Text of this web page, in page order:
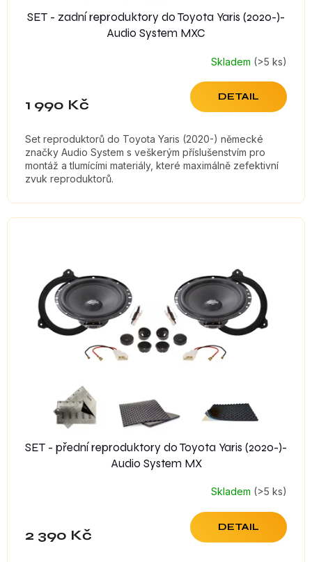
SET - zadní reproduktory do Toyota Yaris (2020-)-
Audio System MXC
Skladem (>5 ks)
1 990 Kč DETAIL
Set reproduktorů do Toyota Yaris (2020-) německé
značky Audio System s veškerým příslušenstvím pro
montáž a tlumícími materiály, které maximálně zefektivní
zvuk reproduktorů.
SET - přední reproduktory do Toyota Yaris (2020-)-
Audio System MX
Skladem (>5 ks)
2 390 Kč DETAIL